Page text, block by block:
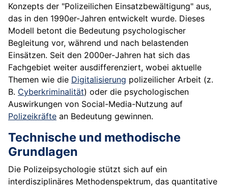
Konzepts der "Polizeilichen Einsatzbewältigung" aus,
das in den 1990er-Jahren entwickelt wurde. Dieses
Modell betont die Bedeutung psychologischer
Begleitung vor, während und nach belastenden
Einsätzen. Seit den 2000er-Jahren hat sich das
Fachgebiet weiter ausdifferenziert, wobei aktuelle
Themen wie die Digitalisierung polizeilicher Arbeit (z.
B. Cyberkriminalität) oder die psychologischen
Auswirkungen von Social-Media-Nutzung auf
Polizeikräfte an Bedeutung gewinnen.
Technische und methodische
Grundlagen
Die Polizeipsychologie stützt sich auf ein
interdisziplinäres Methodenspektrum, das quantitative